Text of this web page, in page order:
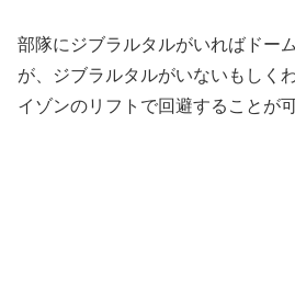
部隊にジブラルタルがいればドー
が、ジブラルタルがいないもしく
イゾンのリフトで回避することが